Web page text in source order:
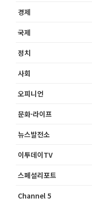
경제
국제
정치
사회
오피니언
문화·라이프
뉴스발전소
이투데이TV
스페셜리포트
Channel 5